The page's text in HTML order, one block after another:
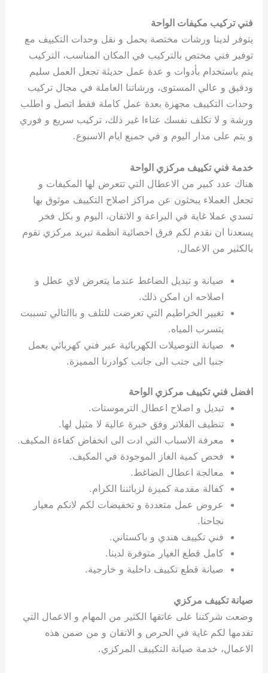
فني تركيب مكيفات الواحة
يتوفر لدينا ورشات مختصة بحمل و نقل وحدات التكييف مع
توفير فني مختص بالتركيب في المكان المناسب، التركيب
يتم باستخدام بأدوات و عدة عمل حديثة تجعل العمل سليم
ودقيق و عالي المستوى، ورشاتنا العاملة في مجال تركيب
وحدات التكييف مجهزة بعدة عمل كاملة فقط اتصل و اطلب
ورشة و لا تكلف نفسك عناءا غير ذلك، تركيب سريع و فوري
و يتم على مدار اليوم و في جميع ايام الاسبوع.
خدمة فني تكييف مركزي الواحة
هناك عدد كبير من الاعطال التي تتعرض لها المكيفات و
تجعل العملاء يبحثون عن مراكز اصلاح التكييف موثوق بها
تسدي عملا غاية في البراعة و الاتقان، اليوم و بكل فخر
يسعدنا ان نقدم لكم فرق اخصائية انظمة تبريد مركزي تقوم
بالكثير من الاعمال.
صيانة و تبديل الضاغط عندما يتعرض لاي عطل و
اصلاحه ان امكن ذلك.
تغيير الخراطيم التي تعرضت للتلف و باالتالي تسببت
بتسرب المياه.
صيانة التوصيلات الكهربائية عبر فني كهربائي يعمل
جنبا الى جنب الى جانب كوادرنا المميزة.
افضل فني تكييف مركزي الواحة
تبديل و اصلاح اعطال الترموستات.
تنظيف الفلاتر وفق خبرة عالية لا مثيل لها.
معرفة الاسباب التي ادت الى انخفاض كفاءة المكيف.
فحص كمية الغاز الموجودة في المكيف.
معالجة اعطال الضاغط.
كفالة مقدمة كميزة لزبائننا الكرام.
عروض عمل متعددة و تخفيضات لكم لانكم معيار
نجاحنا.
فني تكييف هندي و باكستاني.
كامل قطع الغيار متوفرة لدينا.
صيانة قطع تكييف داخلية و خارجية.
صيانة تكييف مركزي
وضعت شركتنا على عاتقها الكثير من المهام و الاعمال التي
تقدمها لكم غاية في الحرص و الاتقان و من ضمن هذه
الاعمال، خدمة صيانة التكييف المركزي.